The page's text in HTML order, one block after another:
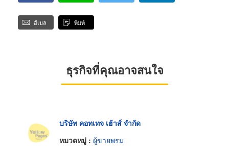
อีเมล พิมพ์
ธุรกิจที่คุณอาจสนใจ
บริษัท คอทเทจ เฮ้าส์ จำกัด
หมวดหมู่ : ผู้ขายพรม